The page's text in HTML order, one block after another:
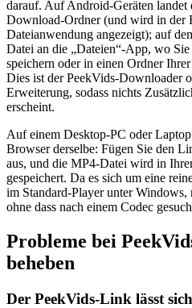
darauf. Auf Android-Geräten
Download-Ordner (und wird in der
Dateianwendung angezeigt); auf
Datei an die „Dateien“-App, wo
speichern oder in einen Ordner
Dies ist der PeekVids-Downloader
Erweiterung, sodass nichts
erscheint.
Auf einem Desktop-PC oder
Browser derselbe: Fügen Sie den
aus, und die MP4-Datei wird in
gespeichert. Da es sich um eine
im Standard-Player unter
ohne dass nach einem Codec
Probleme bei
beheben
Der PeekVids-Link lässt